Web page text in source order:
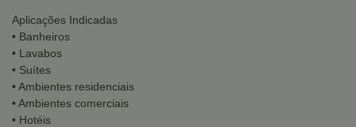
Aplicações Indicadas
• Banheiros
• Lavabos
• Suítes
• Ambientes residenciais
• Ambientes comerciais
• Hotéis